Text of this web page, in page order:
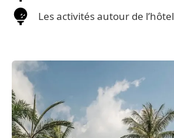
Les activités autour de l’hôtel